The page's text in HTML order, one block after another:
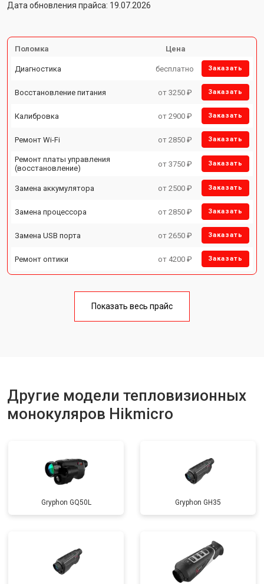
Дата обновления прайса: 19.07.2026
Поломка Цена
Диагностика бесплатно Заказать
Восстановление питания от 3250 ₽ Заказать
Калибровка от 2900 ₽ Заказать
Ремонт Wi-Fi от 2850 ₽ Заказать
Ремонт платы управления
(восстановление)
от 3750 ₽ Заказать
Замена аккумулятора от 2500 ₽ Заказать
Замена процессора от 2850 ₽ Заказать
Замена USB порта от 2650 ₽ Заказать
Ремонт оптики от 4200 ₽ Заказать
Показать весь прайс
Другие модели тепловизионных
монокуляров Hikmicro
Gryphon GQ50L Gryphon GH35